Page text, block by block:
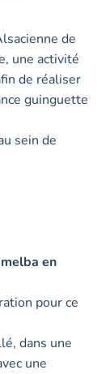
de
une activité
de réaliser
guinguette
sein de
en
pour ce
dans une
une